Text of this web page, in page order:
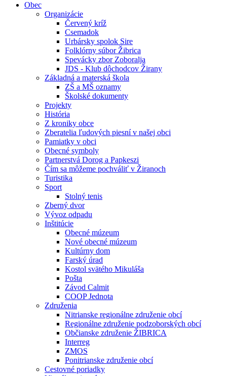
Obec
Organizácie
Červený kríž
Csemadok
Urbársky spolok Sire
Folklórny súbor Žibrica
Spevácky zbor Zoboralja
JDS - Klub dôchodcov Žirany
Základná a materská škola
ZŠ a MŠ oznamy
Školské dokumenty
Projekty
História
Z kroniky obce
Zberatelia ľudových piesní v našej obci
Pamiatky v obci
Obecné symboly
Partnerstvá Dorog a Papkeszi
Čím sa môžeme pochváliť v Žiranoch
Turistika
Sport
Stolný tenis
Zberný dvor
Vývoz odpadu
Inštitúcie
Obecné múzeum
Nové obecné múzeum
Kultúrny dom
Farský úrad
Kostol svätého Mikuláša
Pošta
Závod Calmit
COOP Jednota
Združenia
Nitrianske regionálne združenie obcí
Regionálne združenie podzoborských obcí
Občianske združenie ŽIBRICA
Interreg
ZMOS
Ponitrianske združenie obcí
Cestovné poriadky